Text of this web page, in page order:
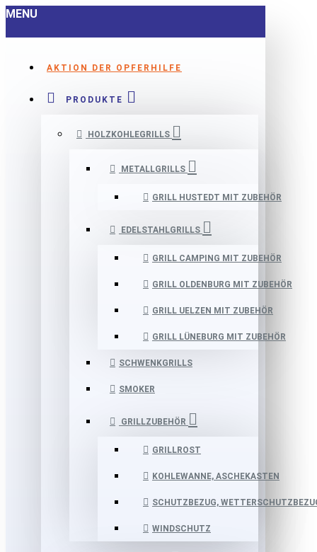
MENU
AKTION DER OPFERHILFE
PRODUKTE
HOLZKOHLEGRILLS
METALLGRILLS
GRILL HUSTEDT MIT ZUBEHÖR
EDELSTAHLGRILLS
GRILL CAMPING MIT ZUBEHÖR
GRILL OLDENBURG MIT ZUBEHÖR
GRILL UELZEN MIT ZUBEHÖR
GRILL LÜNEBURG MIT ZUBEHÖR
SCHWENKGRILLS
SMOKER
GRILLZUBEHÖR
GRILLROST
KOHLEWANNE, ASCHEKASTEN
SCHUTZBEZUG,
WINDSCHUTZ